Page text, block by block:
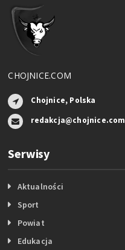
CHOJNICE.COM
Chojnice, Polska
redakcja@chojnice.com
Serwisy
Aktualności
Sport
Powiat
Edukacja